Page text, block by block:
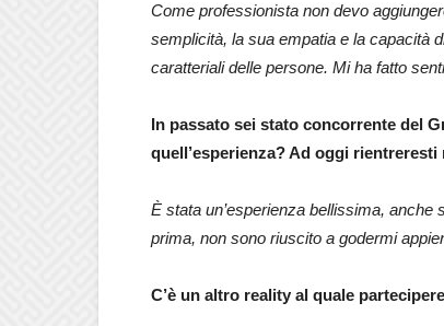
Come professionista non devo
semplicità, la sua empatia e la capacità
caratteriali delle persone. Mi ha fatto
In passato sei stato concorrente del
quell’esperienza? Ad oggi rientreresti
È stata un’esperienza bellissima,
prima, non sono riuscito a godermi
C’è un altro reality al quale